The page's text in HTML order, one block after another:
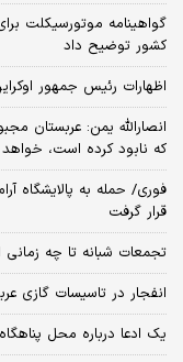
گواهینامه موتورسیکلت
کشور توضیح داد
اظهارات رئیس جمهور
انصارالله یمن: عربستان
که نابود کرده است،
فوری/ حمله به پالایشگاه
قرار گرفت
تجمعات شبانه تا چه زمانی
انفجار در تاسیسات گازی
یک ادعا درباره محل